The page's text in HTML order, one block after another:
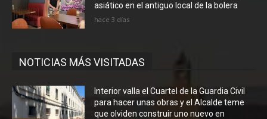
asiático en el antiguo local de la bolera
hace 3 días
NOTICIAS MÁS VISITADAS
Interior valla el Cuartel de la Guardia Civil
para hacer unas obras y el Alcalde teme
que olviden construir uno nuevo en